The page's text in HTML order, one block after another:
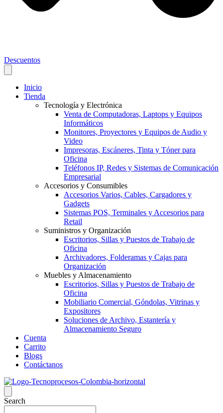
Descuentos
Inicio
Tienda
Tecnología y Electrónica
Venta de Computadoras, Laptops y Equipos
Informáticos
Monitores, Proyectores y Equipos de Audio y
Video
Impresoras, Escáneres, Tinta y Tóner para
Oficina
Teléfonos IP, Redes y Sistemas de Comunicación
Empresarial
Accesorios y Consumibles
Accesorios Varios, Cables, Cargadores y
Gadgets
Sistemas POS, Terminales y Accesorios para
Retail
Suministros y Organización
Escritorios, Sillas y Puestos de Trabajo de
Oficina
Archivadores, Folderamas y Cajas para
Organización
Muebles y Almacenamiento
Escritorios, Sillas y Puestos de Trabajo de
Oficina
Mobiliario Comercial, Góndolas, Vitrinas y
Expositores
Soluciones de Archivo, Estantería y
Almacenamiento Seguro
Cuenta
Carrito
Blogs
Contáctanos
Search